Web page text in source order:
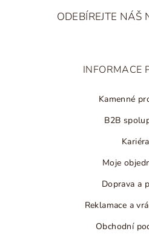
ODEBÍREJTE NÁŠ
INFORMACE
Kamenné
B2B
Kariéra
Moje
Doprava a
Reklamace a
Obchodní